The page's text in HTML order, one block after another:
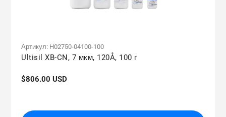
Артикул: H02750-04100-100
Ultisil XB-CN, 7 мкм, 120Å, 100 г
Обычная
$806.00 USD